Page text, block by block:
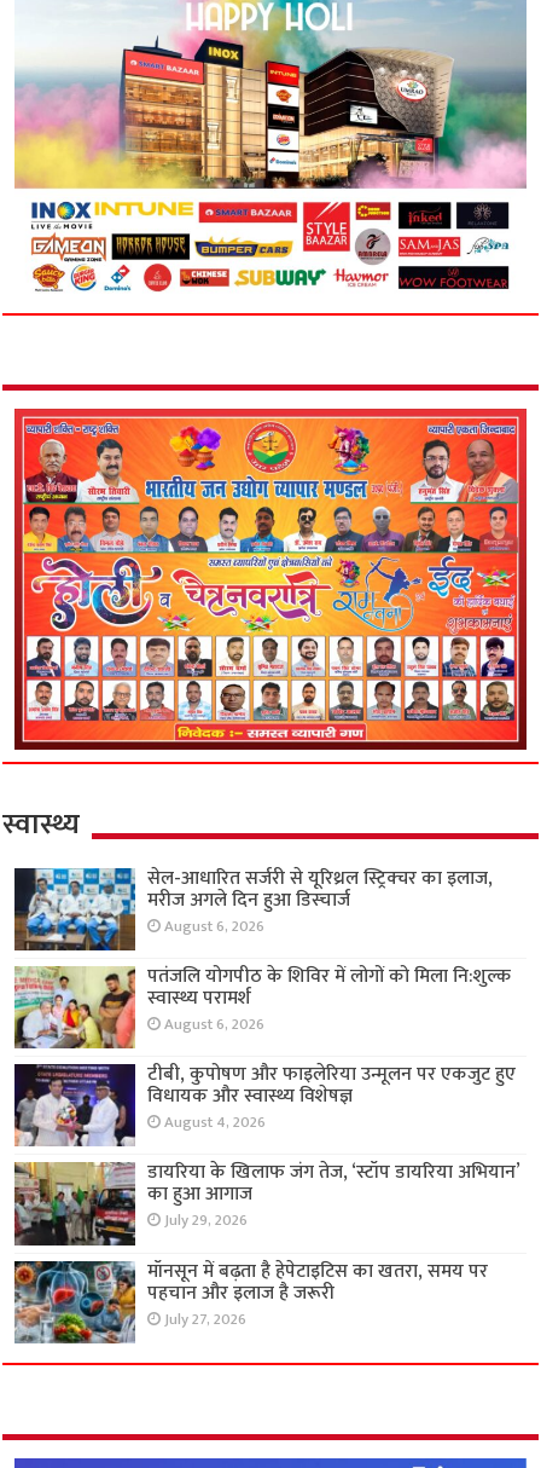
स्वास्थ्य
सेल-आधारित सर्जरी से यूरिथ्रल स्ट्रिक्चर का इलाज,
मरीज अगले दिन हुआ डिस्चार्ज
August 6, 2026
पतंजलि योगपीठ के शिविर में लोगों को मिला नि:शुल्क
स्वास्थ्य परामर्श
August 6, 2026
टीबी, कुपोषण और फाइलेरिया उन्मूलन पर एकजुट हुए
विधायक और स्वास्थ्य विशेषज्ञ
August 4, 2026
डायरिया के खिलाफ जंग तेज, ‘स्टॉप डायरिया अभियान’
का हुआ आगाज
July 29, 2026
मॉनसून में बढ़ता है हेपेटाइटिस का खतरा, समय पर
पहचान और इलाज है जरूरी
July 27, 2026